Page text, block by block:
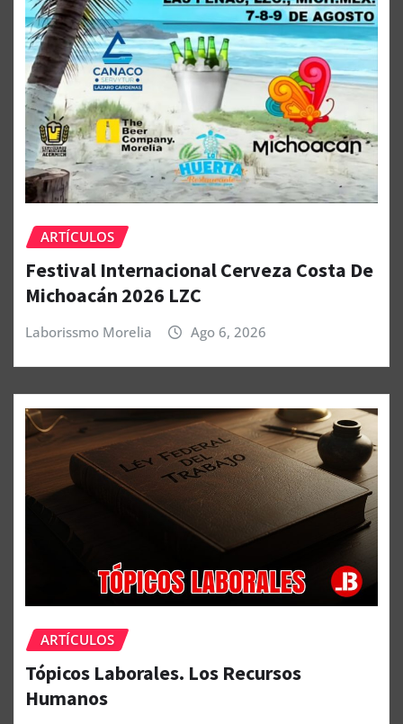
ARTÍCULOS
Festival Internacional Cerveza Costa De
Michoacán 2026 LZC
Laborissmo Morelia Ago 6, 2026
ARTÍCULOS
Tópicos Laborales. Los Recursos
Humanos